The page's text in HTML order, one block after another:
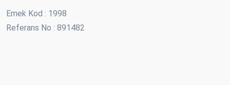
Emek Kod : 1998
Referans No : 891482